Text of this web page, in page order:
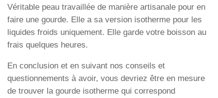
Véritable peau travaillée de manière artisanale pour en
faire une gourde. Elle a sa version isotherme pour les
liquides froids uniquement. Elle garde votre boisson au
frais quelques heures.
En conclusion et en suivant nos conseils et
questionnements à avoir, vous devriez être en mesure
de trouver la gourde isotherme qui correspond